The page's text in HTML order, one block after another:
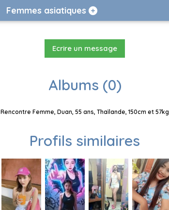
Femmes asiatiques
Ecrire un message
Albums (0)
Rencontre Femme, Duan, 55 ans, Thaïlande, 150cm et 57kg
Profils similaires